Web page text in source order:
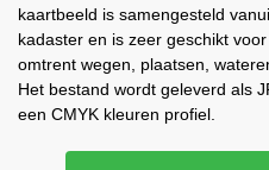
kaartbeeld is samengesteld
kadaster en is zeer geschikt
omtrent wegen, plaatsen,
Het bestand wordt geleverd als
een CMYK kleuren profiel.